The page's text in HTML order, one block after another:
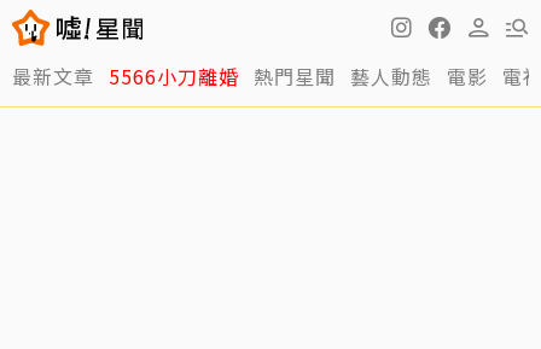
最新文章 5566小刀離婚 熱門星聞 藝人動態 電影 電